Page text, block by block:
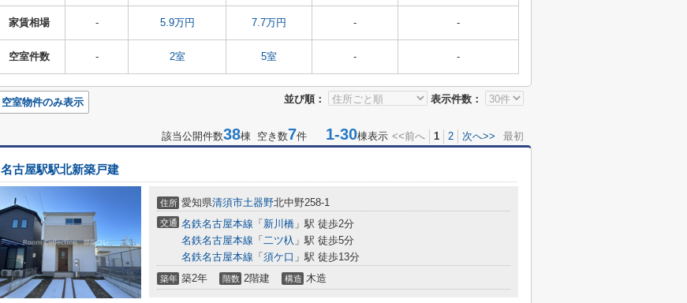
家賃相場 - 5.9万円 7.7万円 - -
空室件数 - 2室 5室 - -
並び順： 表示件数：
空室物件のみ表示
該当公開件数38棟 空き数7件 1-30棟表示 <<前へ 1 2 次へ>> 最初
名古屋駅駅北新築戸建
住所 愛知県清須市土器野北中野258-1
交通 名鉄名古屋本線 「 新川橋 」駅 徒歩2分
名鉄名古屋本線 「 二ツ杁 」駅 徒歩5分
名鉄名古屋本線 「 須ケ口 」駅 徒歩13分
築年 築2年 階数 2階建 構造 木造